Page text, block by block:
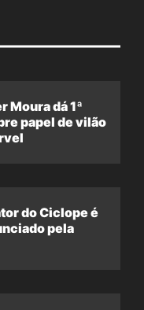
Moura dá 1ª
papel de vilão
do Ciclope é
pela